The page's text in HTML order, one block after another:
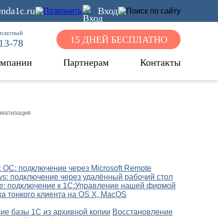
Вход
78 15 ДНЕЙ БЕСПЛАТНО
Партнерам Контакты
OC: подключениe через Microsoft Remote
подключение через удалённый рабочий стол
подключение к 1С:Управление нашей фирмой
тонкого клиента на OS X, MacOS
базы 1С из архивной копии Восстановление